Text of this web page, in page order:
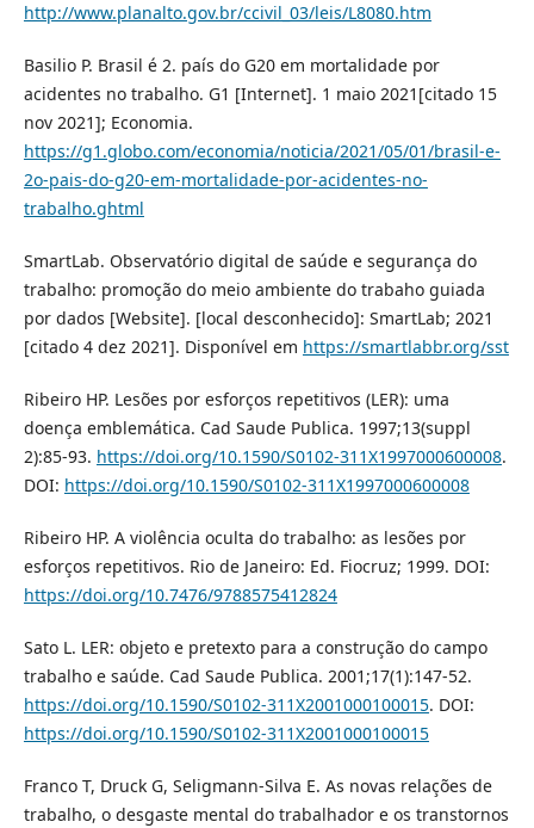
http://www.planalto.gov.br/ccivil_03/leis/L8080.htm
Basilio P. Brasil é 2. país do G20 em mortalidade por
acidentes no trabalho. G1 [Internet]. 1 maio 2021[citado 15
nov 2021]; Economia.
https://g1.globo.com/economia/noticia/2021/05/01/brasil-e-
2o-pais-do-g20-em-mortalidade-por-acidentes-no-
trabalho.ghtml
SmartLab. Observatório digital de saúde e segurança do
trabalho: promoção do meio ambiente do trabaho guiada
por dados [Website]. [local desconhecido]: SmartLab; 2021
[citado 4 dez 2021]. Disponível em https://smartlabbr.org/sst
Ribeiro HP. Lesões por esforços repetitivos (LER): uma
doença emblemática. Cad Saude Publica. 1997;13(suppl
2):85-93. https://doi.org/10.1590/S0102-311X1997000600008.
DOI: https://doi.org/10.1590/S0102-311X1997000600008
Ribeiro HP. A violência oculta do trabalho: as lesões por
esforços repetitivos. Rio de Janeiro: Ed. Fiocruz; 1999. DOI:
https://doi.org/10.7476/9788575412824
Sato L. LER: objeto e pretexto para a construção do campo
trabalho e saúde. Cad Saude Publica. 2001;17(1):147-52.
https://doi.org/10.1590/S0102-311X2001000100015. DOI:
https://doi.org/10.1590/S0102-311X2001000100015
Franco T, Druck G, Seligmann-Silva E. As novas relações de
trabalho, o desgaste mental do trabalhador e os transtornos